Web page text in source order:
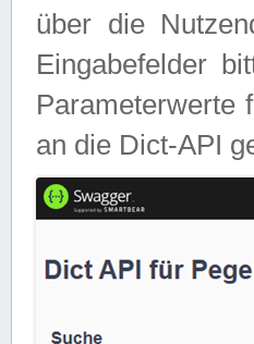
über die
Eingabefelder
Parameterwerte
an die Dict-API